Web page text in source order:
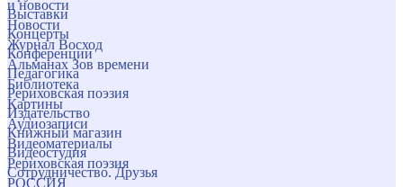
и новости
Новости
Журнал Восход
Альманах Зов времени
Библиотека
Картины
Аудиозаписи
Видеоматериалы
Рериховская поэзия
РОССИЯ
Выставки
Концерты
Конференции
Педагогика
Рериховская поэзия
Издательство
Книжный магазин
Видеостудия
Сотрудничество. Друзья